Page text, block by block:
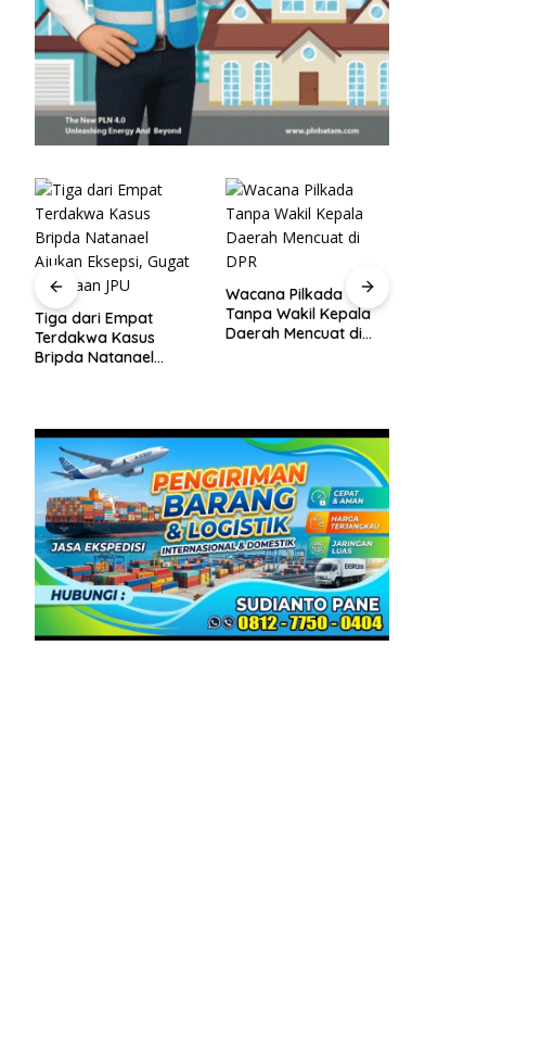
Tiga dari Empat
Terdakwa Kasus
Bripda Natanael
Wacana Pilkada
Tanpa Wakil Kepala
Daerah Mencuat di